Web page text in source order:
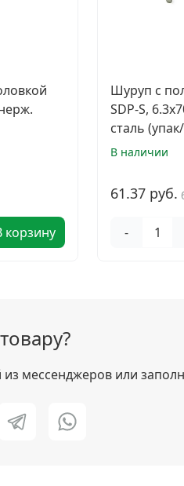
корзину
Шуруп с
SDP-S,
сталь
В наличии
61.37 руб.
-
мессенджеров или